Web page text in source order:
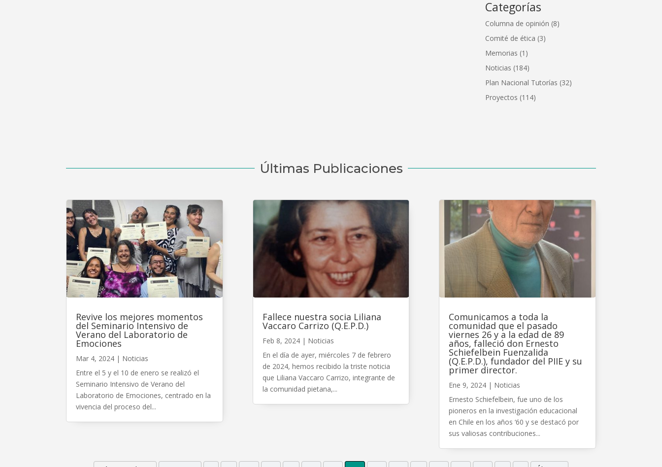
Categorías
Columna de opinión (8)
Comité de ética (3)
Memorias (1)
Noticias (184)
Plan Nacional Tutorías (32)
Proyectos (114)
Últimas Publicaciones
Revive los mejores momentos
del Seminario Intensivo de
Verano del Laboratorio de
Emociones
Mar 4, 2024 | Noticias
Entre el 5 y el 10 de enero se realizó el
Seminario Intensivo de Verano del
Laboratorio de Emociones, centrado en la
vivencia del proceso del...
Fallece nuestra socia Liliana
Vaccaro Carrizo (Q.E.P.D.)
Feb 8, 2024| Noticias
En el día de ayer, miércoles 7 de febrero
de 2024, hemos recibido la triste noticia
que Liliana Vaccaro Carrizo, integrante de
la comunidad pietana,...
Comunicamos a toda la
comunidad que el pasado
viernes 26 y a la edad de 89
años, falleció don Ernesto
Schiefelbein Fuenzalida
(Q.E.P.D.), fundador del PIIE y su
primer director.
Ene 9, 2024| Noticias
Ernesto Schiefelbein, fue uno de los
pioneros en la investigación educacional
en Chile en los años ‘60 y se destacó por
sus valiosas contribuciones...